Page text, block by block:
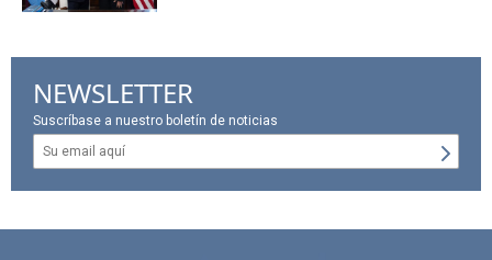
NEWSLETTER
Suscríbase a nuestro boletín de noticias